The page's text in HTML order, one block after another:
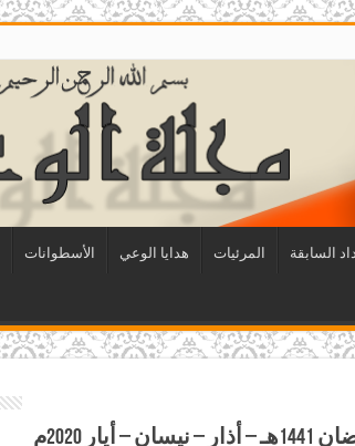
السابقة المرئيات هدايا الوعي الأسطوانات
2020م